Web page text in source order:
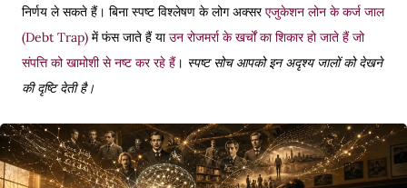
निर्णय ले सकते हैं। बिना स्पष्ट विश्लेषण के लोग अक्सरएजुकेशन लोन के कर्ज जाल
(Debt Trap) में फंस जाते हैं याउन रोजमर्रा के खर्चों का शिकार हो जाते हैं जो
संपत्ति को खामोशी से नष्ट कर रहे हैं। स्पष्ट सोच आपको इन अदृश्य जालों को देखने
की दृष्टि देती है।